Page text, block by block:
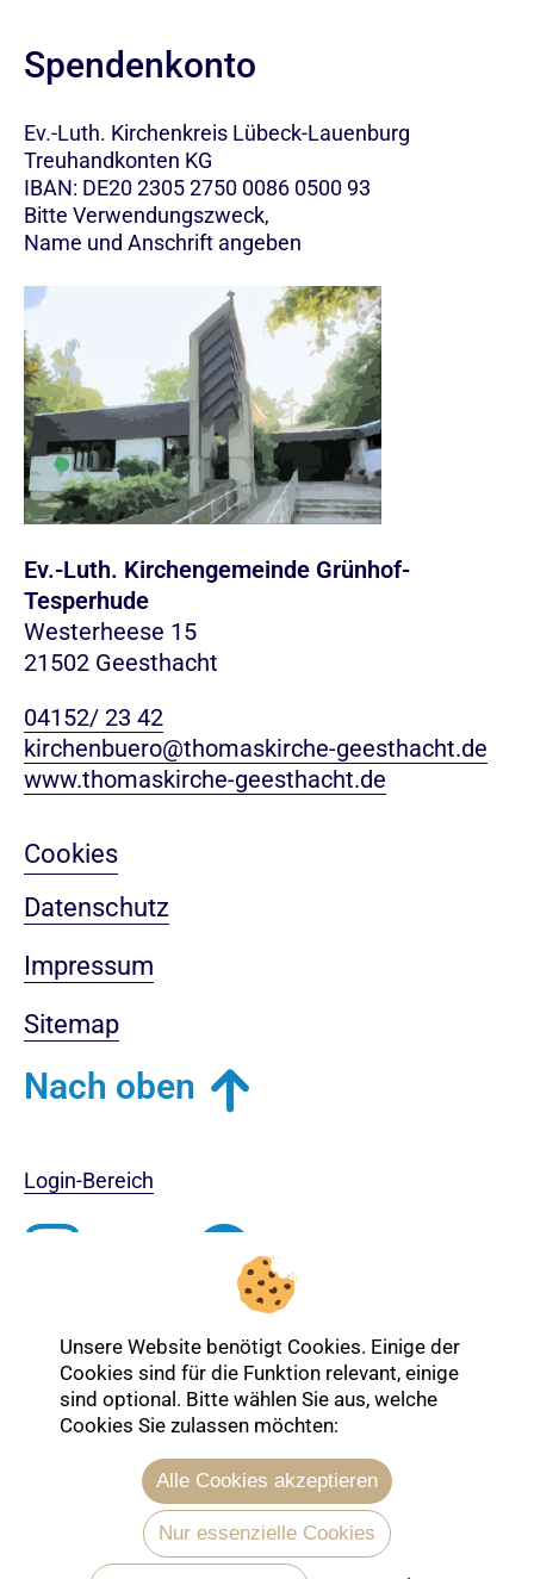
Spendenkonto
Ev.-Luth. Kirchenkreis Lübeck-Lauenburg
Treuhandkonten KG
IBAN: DE20 2305 2750 0086 0500 93
Bitte Verwendungszweck,
Name und Anschrift angeben
Ev.-Luth. Kirchengemeinde Grünhof-
Tesperhude
Westerheese 15
21502 Geesthacht
04152/ 23 42
kirchenbuero@thomaskirche-geesthacht.de
www.thomaskirche-geesthacht.de
Cookies
Datenschutz
Impressum
Sitemap
Nach oben
Login-Bereich
Entdecken Sie mehr über die Ev.
Kirche Lübeck-Lauenburg
Unsere Website benötigt Cookies. Einige der
Cookies sind für die Funktion relevant, einige
sind optional. Bitte wählen Sie aus, welche
Cookies Sie zulassen möchten:
Alle Cookies akzeptieren
Nur essenzielle Cookies